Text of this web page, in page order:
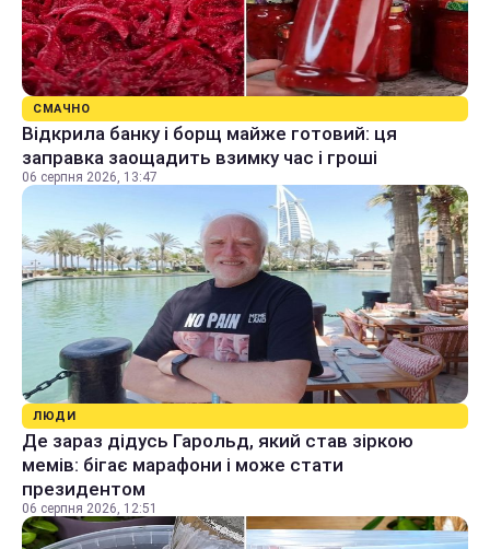
СМАЧНО
Відкрила банку і борщ майже готовий: ця
заправка заощадить взимку час і гроші
06 серпня 2026, 13:47
ЛЮДИ
Де зараз дідусь Гарольд, який став зіркою
мемів: бігає марафони і може стати
президентом
06 серпня 2026, 12:51